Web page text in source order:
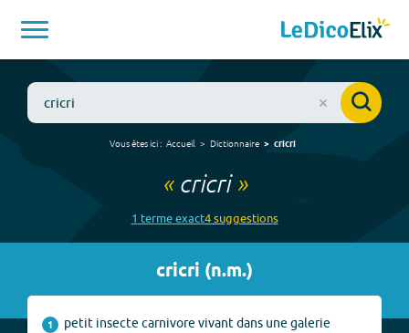
Vous êtes ici : Accueil Dictionnaire cricri
« cricri»
1 termeexact4suggestions
cricri (n.m.)
1
petit insecte carnivore vivant dans une galerie